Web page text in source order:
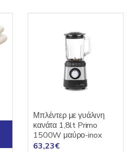
Μπλέντερ με γυάλινη
κανάτα 1,8lt Primo
1500W μαύρο-inox
63,23€